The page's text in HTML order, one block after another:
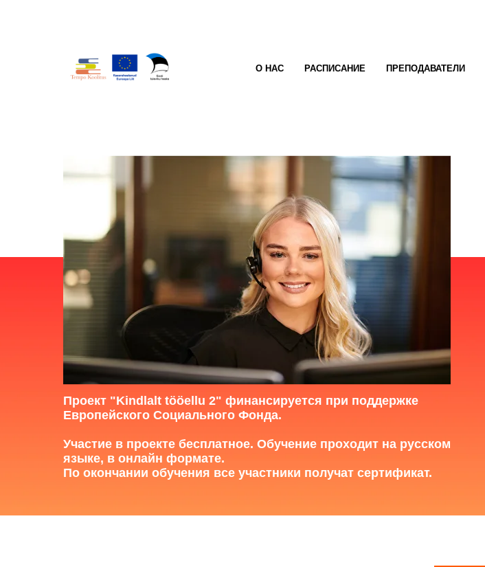
О НАС РАСПИСАНИЕ ПРЕПОДАВАТЕЛИ
Проект "Kindlalt tööellu 2" финансируется при поддержке
Европейского Социального Фонда.
Участие в проекте бесплатное. Обучение проходит на русском
языке, в онлайн формате.
По окончании обучения все участники получат сертификат.